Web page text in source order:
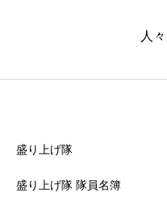
人
盛り上げ隊
盛り上げ隊 隊員名簿